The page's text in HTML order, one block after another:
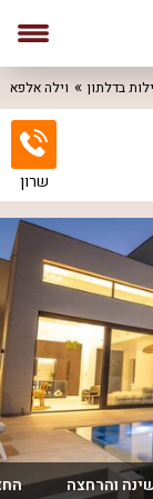
בדלתון וילה אלפא
שרון
והרחצה